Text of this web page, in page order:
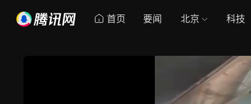
首页 要闻 北京 科技